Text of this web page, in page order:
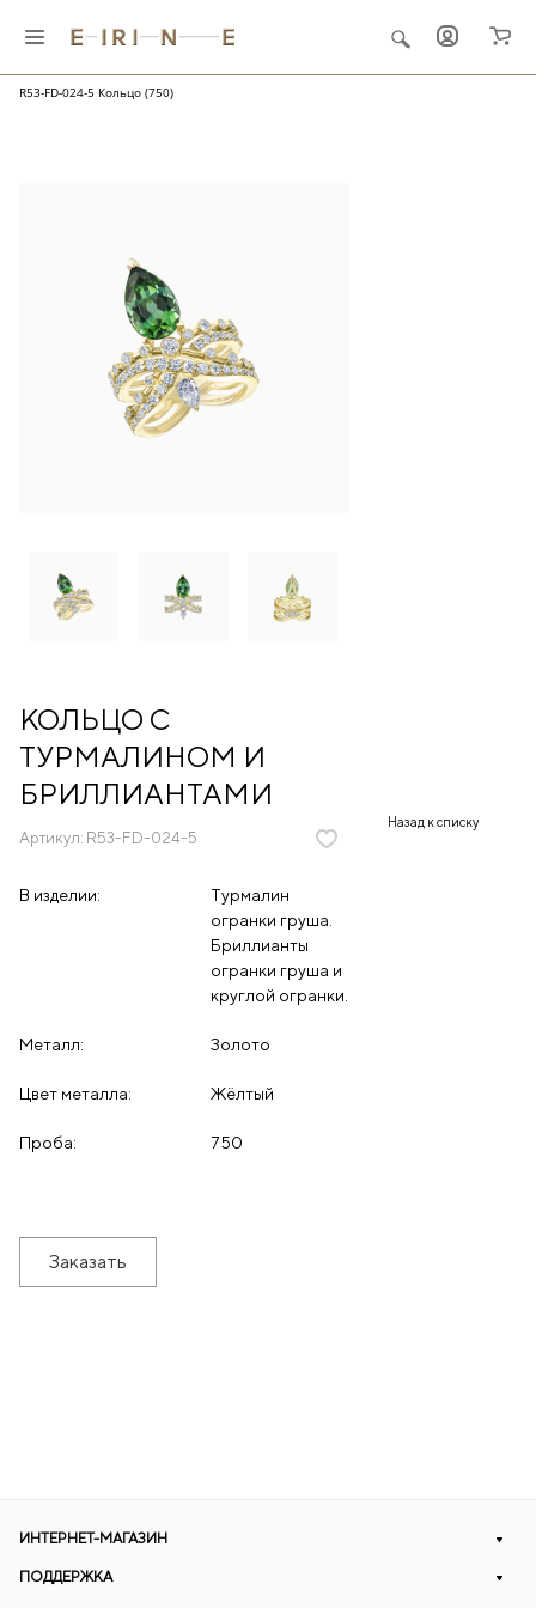
R53-FD-024-5 Кольцо (750)
КОЛЬЦО С
ТУРМАЛИНОМ И
БРИЛЛИАНТАМИ
Артикул: R53-FD-024-5
В изделии:
Турмалин
огранки груша.
Бриллианты
огранки груша и
круглой огранки.
Металл: Золото
Цвет металла: Жёлтый
Проба: 750
Заказать
Назад к списку
ИНТЕРНЕТ-МАГАЗИН
ПОДДЕРЖКА